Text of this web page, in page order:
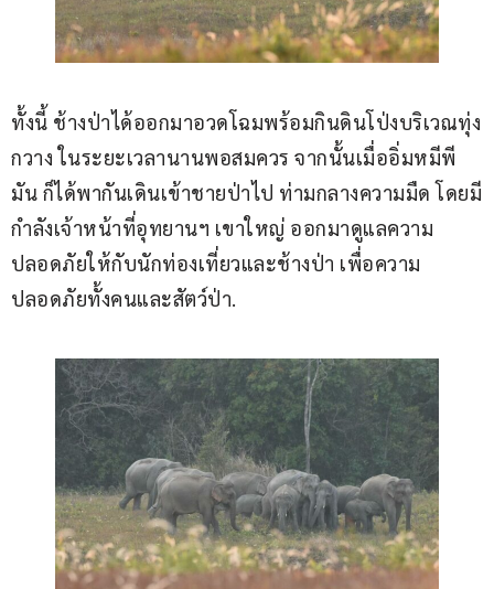
ทั้งนี้ ช้างป่าได้ออกมาอวดโฉมพร้อมกินดินโป่งบริเวณทุ่ง
กวาง ในระยะเวลานานพอสมควร จากนั้นเมื่ออิ่มหมีพี
มัน ก็ได้พากันเดินเข้าชายป่าไป ท่ามกลางความมืด โดยมี
กำลังเจ้าหน้าที่อุทยานฯ เขาใหญ่ ออกมาดูแลความ
ปลอดภัยให้กับนักท่องเที่ยวและช้างป่า เพื่อความ
ปลอดภัยทั้งคนและสัตว์ป่า.